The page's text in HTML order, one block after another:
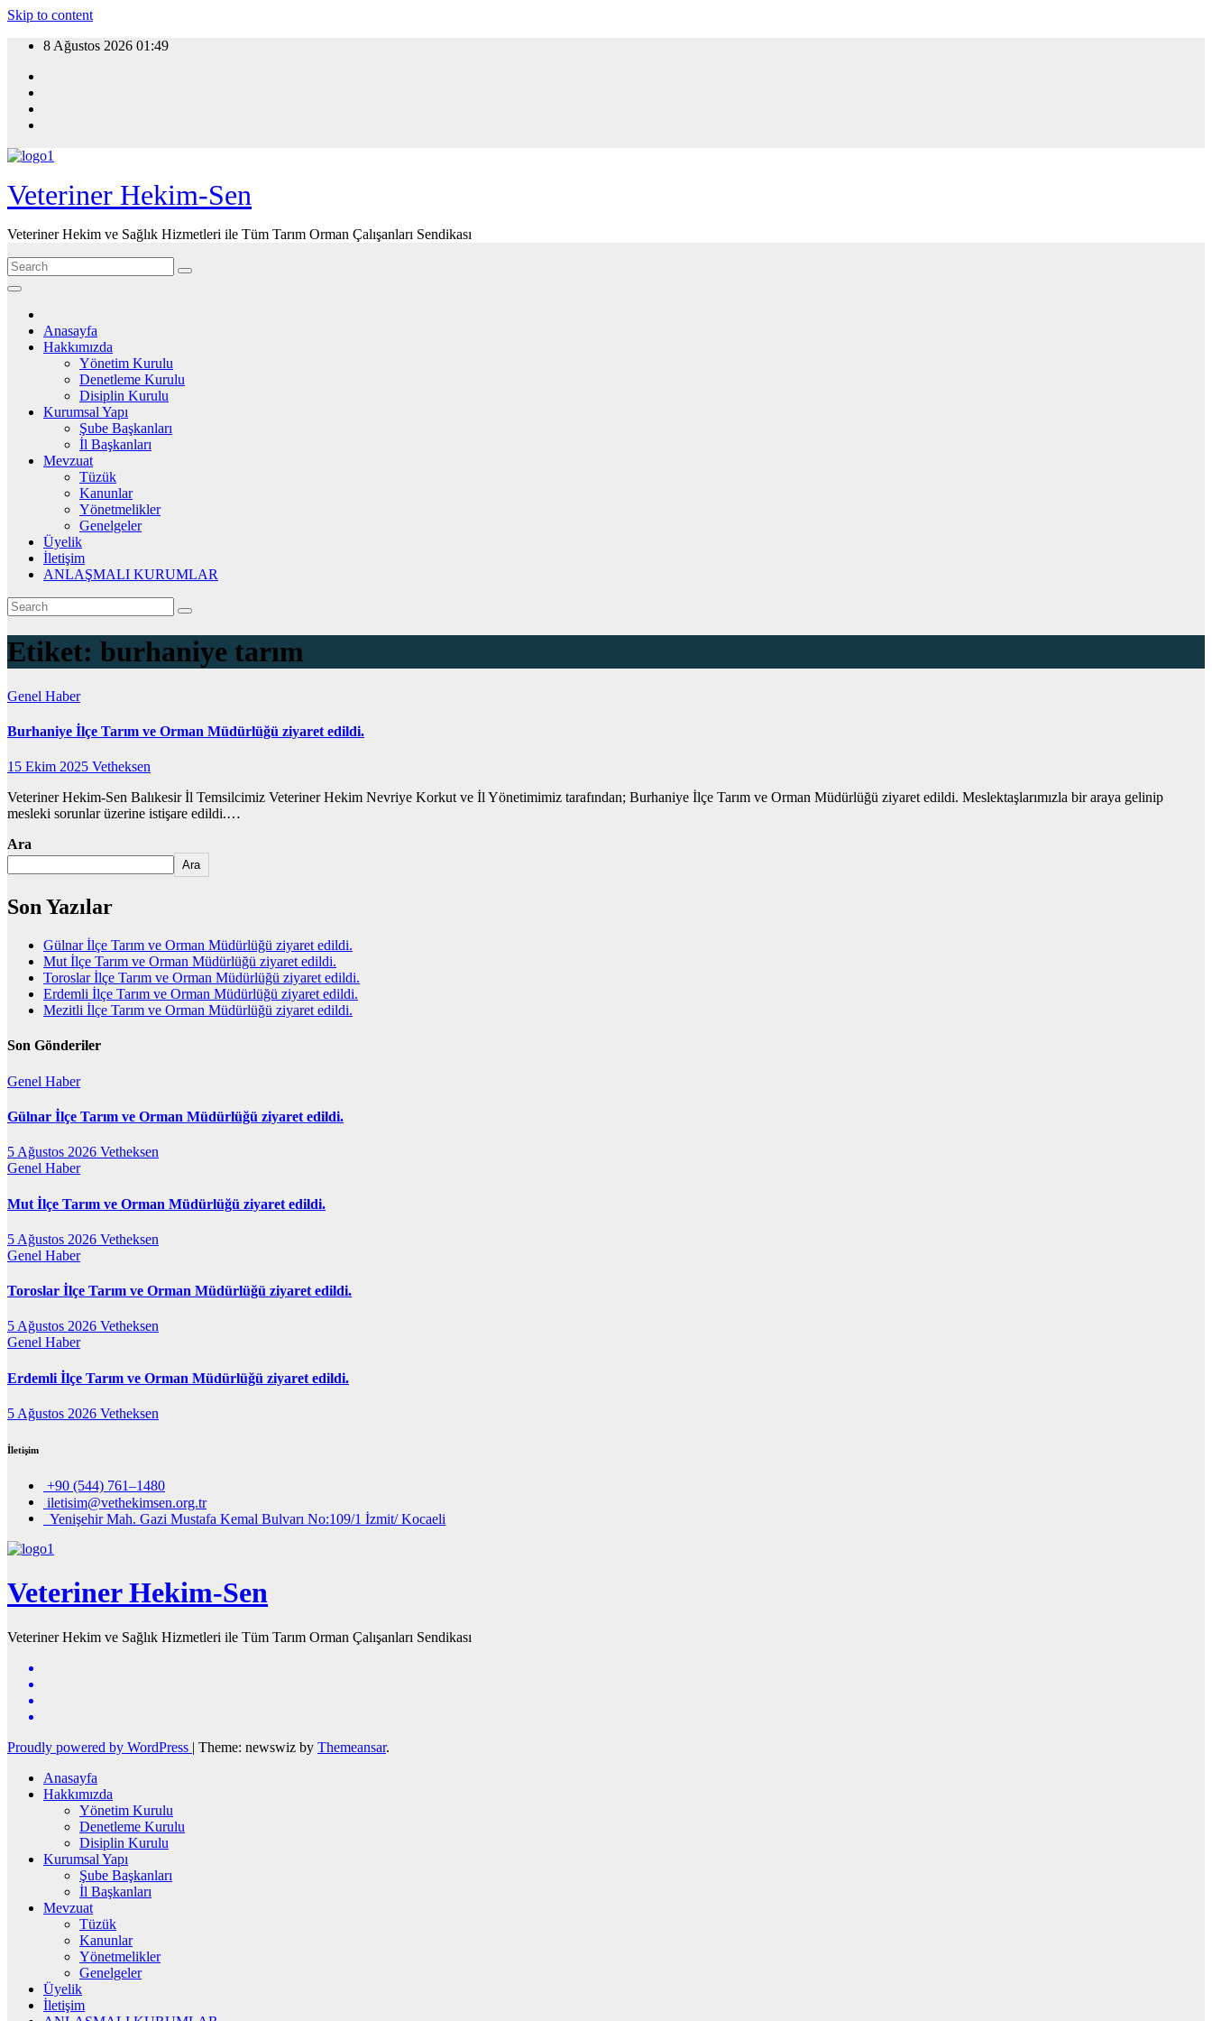
Skip to content
8 Ağustos 2026 01:49
Veteriner Hekim-Sen
Veteriner Hekim ve Sağlık Hizmetleri ile Tüm Tarım Orman Çalışanları Sendikası
Anasayfa
Hakkımızda
Yönetim Kurulu
Denetleme Kurulu
Disiplin Kurulu
Kurumsal Yapı
Şube Başkanları
İl Başkanları
Mevzuat
Tüzük
Kanunlar
Yönetmelikler
Genelgeler
Üyelik
İletişim
ANLAŞMALI KURUMLAR
Etiket: burhaniye tarım
Genel Haber
Burhaniye İlçe Tarım ve Orman Müdürlüğü ziyaret edildi.
15 Ekim 2025 Vetheksen
Veteriner Hekim-Sen Balıkesir İl Temsilcimiz Veteriner Hekim Nevriye Korkut ve İl Yönetimimiz tarafından; Burhaniye İlçe Tarım ve Orman Müdürlüğü ziyaret edildi. Meslektaşlarımızla bir araya gelinip
mesleki sorunlar üzerine istişare edildi.…
Ara
Ara
Son Yazılar
Gülnar İlçe Tarım ve Orman Müdürlüğü ziyaret edildi.
Mut İlçe Tarım ve Orman Müdürlüğü ziyaret edildi.
Toroslar İlçe Tarım ve Orman Müdürlüğü ziyaret edildi.
Erdemli İlçe Tarım ve Orman Müdürlüğü ziyaret edildi.
Mezitli İlçe Tarım ve Orman Müdürlüğü ziyaret edildi.
Son Gönderiler
Genel Haber
Gülnar İlçe Tarım ve Orman Müdürlüğü ziyaret edildi.
5 Ağustos 2026 Vetheksen
Genel Haber
Mut İlçe Tarım ve Orman Müdürlüğü ziyaret edildi.
5 Ağustos 2026 Vetheksen
Genel Haber
Toroslar İlçe Tarım ve Orman Müdürlüğü ziyaret edildi.
5 Ağustos 2026 Vetheksen
Genel Haber
Erdemli İlçe Tarım ve Orman Müdürlüğü ziyaret edildi.
5 Ağustos 2026 Vetheksen
İletişim
+90 (544) 761–1480
iletisim@vethekimsen.org.tr
Yenişehir Mah. Gazi Mustafa Kemal Bulvarı No:109/1 İzmit/ Kocaeli
Veteriner Hekim-Sen
Veteriner Hekim ve Sağlık Hizmetleri ile Tüm Tarım Orman Çalışanları Sendikası
Proudly powered by WordPress | Theme: newswiz by Themeansar.
Anasayfa
Hakkımızda
Yönetim Kurulu
Denetleme Kurulu
Disiplin Kurulu
Kurumsal Yapı
Şube Başkanları
İl Başkanları
Mevzuat
Tüzük
Kanunlar
Yönetmelikler
Genelgeler
Üyelik
İletişim